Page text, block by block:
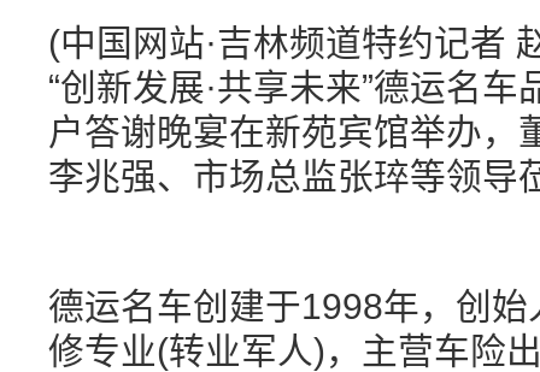
(中国网站·吉林频道特约记者
“创新发展·共享未来”德运名
户答谢晚宴在新苑宾馆举办，
李兆强、市场总监张琗等领导
德运名车创建于1998年，创
修专业(转业军人)，主营车险